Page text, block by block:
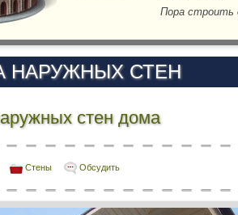
Пора строить
НАРУЖНЫХ СТЕН
стен дома
Стены Обсудить